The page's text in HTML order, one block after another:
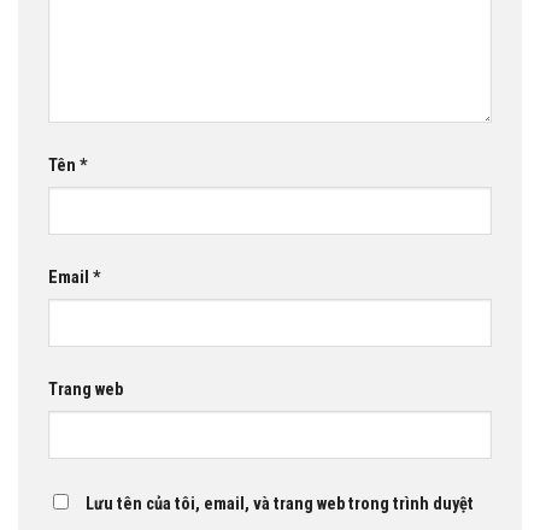
Tên *
Email *
Trang web
Lưu tên của tôi, email, và trang web trong trình duyệt